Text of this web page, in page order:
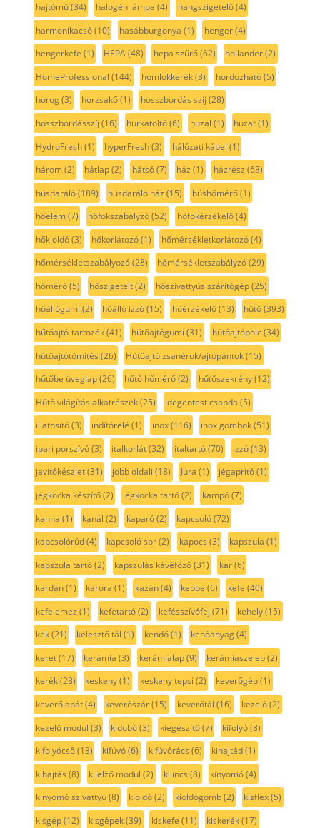
hajtómű(34) halogén lámpa (4) hangszigetelő(4)
harmonikacső(10) hasábburgonya (1) henger(4)
hengerkefe (1) HEPA(48) hepa szűrő(62) hollander(2)
HomeProfessional (144) homlokkerék(3) hordozható(5)
horog(3) horzsakő(1) hosszbordás szíj (28)
hosszbordásszíj (16) hurkatöltő(6) huzal (1) huzat(1)
HydroFresh(1) hyperFresh(3) hálózati kábel (1)
három(2) hátlap(2) hátsó(7) ház (1) házrész (63)
húsdaráló(189) húsdaráló ház (15) húshőmérő(1)
hőelem(7) hőfokszabályzó(52) hőfokérzékelő(4)
hőkioldó(3) hőkorlátozó(1) hőmérsékletkorlátozó(4)
hőmérsékletszabályozó(28) hőmérsékletszabályzó(29)
hőmérő(5) hőszigetelt(2) hőszivattyús szárítógép(25)
hőállógumi (2) hőálló izzó(15) hőérzékelő(13) hűtő(393)
hűtőajtó-tartozék(41) hűtőajtógumi (31) hűtőajtópolc(34)
hűtőajtótömítés (26) Hűtőajtó zsanérok/ajtópántok(15)
hűtőbe üveglap(26) hűtő hőmérő(2) hűtőszekrény(12)
Hűtő világítás alkatrészek(25) idegentest csapda (5)
illatosító(3) indítórelé (1) inox(116) inox gombok(51)
ipari porszívó(3) italkorlát(32) italtartó(70) izzó(13)
javítókészlet(31) jobb oldali (18) Jura (1) jégaprító(1)
jégkocka készítő(2) jégkocka tartó(2) kampó(7)
kanna (1) kanál (2) kaparó(2) kapcsoló(72)
kapcsolórúd(4) kapcsoló sor(2) kapocs (3) kapszula (1)
kapszula tartó(2) kapszulás kávéfőző(31) kar(6)
kardán(1) karóra (1) kazán(4) kebbe (6) kefe (40)
kefelemez (1) kefetartó(2) kefésszívófej (71) kehely(15)
kek(21) kelesztő tál (1) kendő(1) kenőanyag(4)
keret(17) kerámia (3) kerámialap(9) kerámiaszelep(2)
kerék(28) keskeny(1) keskeny tepsi (2) keverőgép(1)
keverőlapát(4) keverőszár(15) keverőtál (16) kezelő(2)
kezelő modul (3) kidobó(3) kiegészítő(7) kifolyó(8)
kifolyócső(13) kifúvó(6) kifúvórács (6) kihajtád(1)
kihajtás (8) kijelző modul (2) kilincs (8) kinyomó(4)
kinyomó szivattyú(8) kioldó(2) kioldógomb(2) kisflex(5)
kisgép(12) kisgépek(39) kiskefe (11) kiskerék(17)